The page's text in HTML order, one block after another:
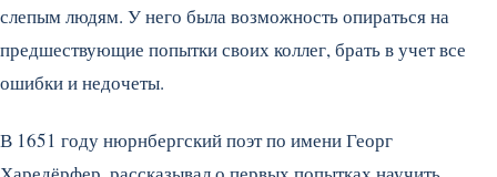
слепым людям. У него была возможность опираться на
предшествующие попытки своих коллег, брать в учет все
ошибки и недочеты.
В 1651 году нюрнбергский поэт по имени Георг